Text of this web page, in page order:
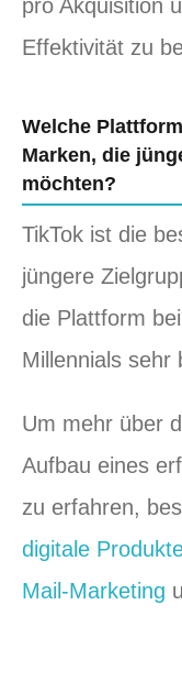
pro Akquisition
Effektivität zu
Welche
Marken, die
möchten?
TikTok ist die
jüngere
die Plattform
Millennials sehr
Um mehr über
Aufbau eines
zu erfahren,
digitale
Mail-Marketing